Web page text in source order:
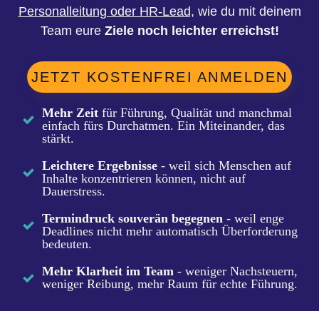
Personalleitung oder HR-Lead, wie du mit deinem
Team eure Ziele noch leichter erreichst!
JETZT KOSTENFREI ANMELDEN
Mehr Zeit für Führung, Qualität und manchmal
einfach fürs Durchatmen. Ein Miteinander, das
stärkt.
Leichtere Ergebnisse - weil sich Menschen auf
Inhalte konzentrieren können, nicht auf
Dauerstress.
Termindruck souverän begegnen - weil enge
Deadlines nicht mehr automatisch Überforderung
bedeuten.
Mehr Klarheit im Team - weniger Nachsteuern,
weniger Reibung, mehr Raum für echte Führung.